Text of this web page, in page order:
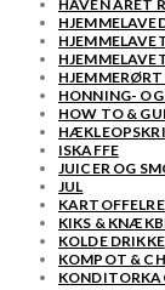
HAVEN ÅRET
HONNING- OG
HOW TO &
ISKAFFE
JUICER OG
JUL
KIKS &
KOLDE DRIKKE
KOMPOT &